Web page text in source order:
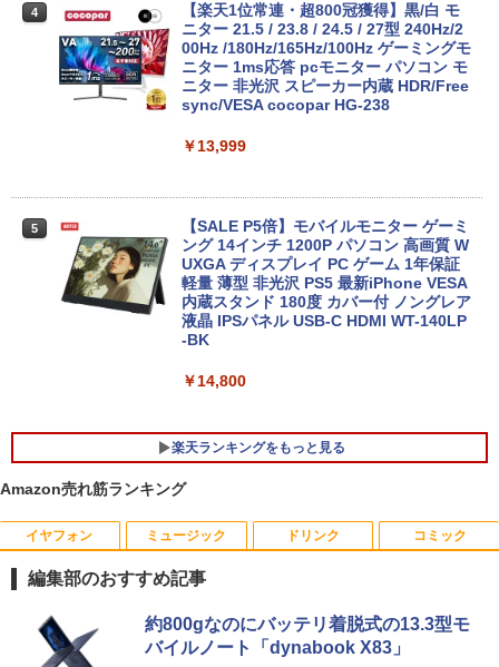
Core i5/メモリ:4GB/8GB/16GB/SSD:12
8GB/256GB/512GB/1TB/Wi-fi/15.6型/Of
fice/HDMI/USB3.0/中古PC 中古ノートパ
ソコン/Windows11/Windows10
￥14,999
モリ 8GB SSD 128GB 256GB 512GB 1
TB Webカメラ WiFi Bluetooth 選べる
カラー 14型 薄型 軽量 初心者 学習向け P
C ピンク シルバー 最短当日出荷
￥29,800
4
【楽天1位常連・超800冠獲得】黒/白 モ
ニター 21.5 / 23.8 / 24.5 / 27型 240Hz/2
00Hz /180Hz/165Hz/100Hz ゲーミングモ
ニター 1ms応答 pcモニター パソコン モ
ニター 非光沢 スピーカー内蔵 HDR/Free
sync/VESA cocopar HG-238
￥13,999
5
【SALE P5倍】モバイルモニター ゲーミ
ング 14インチ 1200P パソコン 高画質 W
UXGA ディスプレイ PC ゲーム 1年保証
軽量 薄型 非光沢 PS5 最新iPhone VESA
内蔵スタンド 180度 カバー付 ノングレア
液晶 IPSパネル USB-C HDMI WT-140LP
-BK
￥14,800
楽天ランキングをもっと見る
1
道路橋示方書・同解説 II 鋼部材・鋼上部
構造編（令和7年10月） [ 公益社団法
人 日本道路協会 ]
￥18,260
Amazon売れ筋ランキング
イヤフォン
Anker Soundcore P42i (Bluetooth 6.1)【完
全ワイヤレスイヤホン/ウルトラノイズキャン
セリング 3.5 / マルチポイント接続 / 最大40時
ミュージック
BRUCE WAYNE feat. Flo Milli, ATL Jacob
[Explicit]
ドリンク
by Amazon 天然水 ラベルレス 500ml ×24本
富士山の天然水 バナジウム含有 水 ミネラル
ウォーター ペットボトル 静岡県産 500ミリリ
コミック
薬屋のひとりごと 17巻 (デジタル版ビッグガ
ンガンコミックス)
編集部のおすすめ記事
約800gなのにバッテリ着脱式の13.3型モ
バイルノート「dynabook X83」